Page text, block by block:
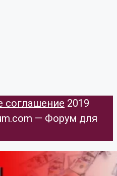
соглашение ​ 2019
— Форум для